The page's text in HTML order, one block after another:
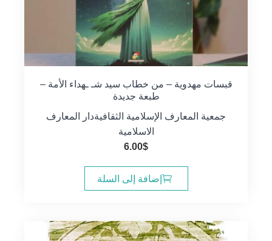
قبسات مهدوية – من خطاب سيد شـ ـهداء الأمة –
طبعة جديدة
جمعية المعارف الإسلامية الثقافيةدار المعارف
الاسلامية
6.00$
إضافة إلى السلة